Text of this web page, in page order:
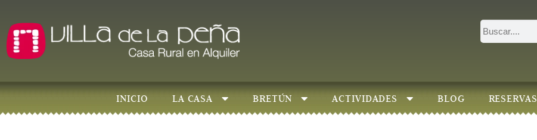
INICIO LA CASA BRETÚN ACTIVIDADES BLOG RESERVAS